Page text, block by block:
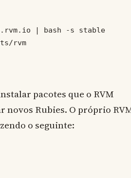
| bash -s stable
rvm
pacotes que o RVM
novos Rubies. O próprio
o seguinte: